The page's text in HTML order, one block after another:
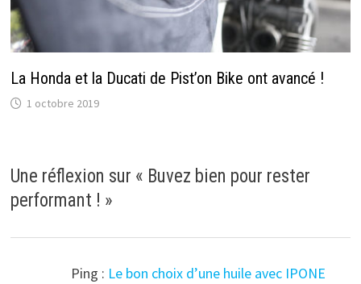
La Honda et la Ducati de Pist’on Bike ont avancé !
1 octobre 2019
Une réflexion sur « Buvez bien pour rester
performant ! »
Ping : Le bon choix d’une huile avec IPONE